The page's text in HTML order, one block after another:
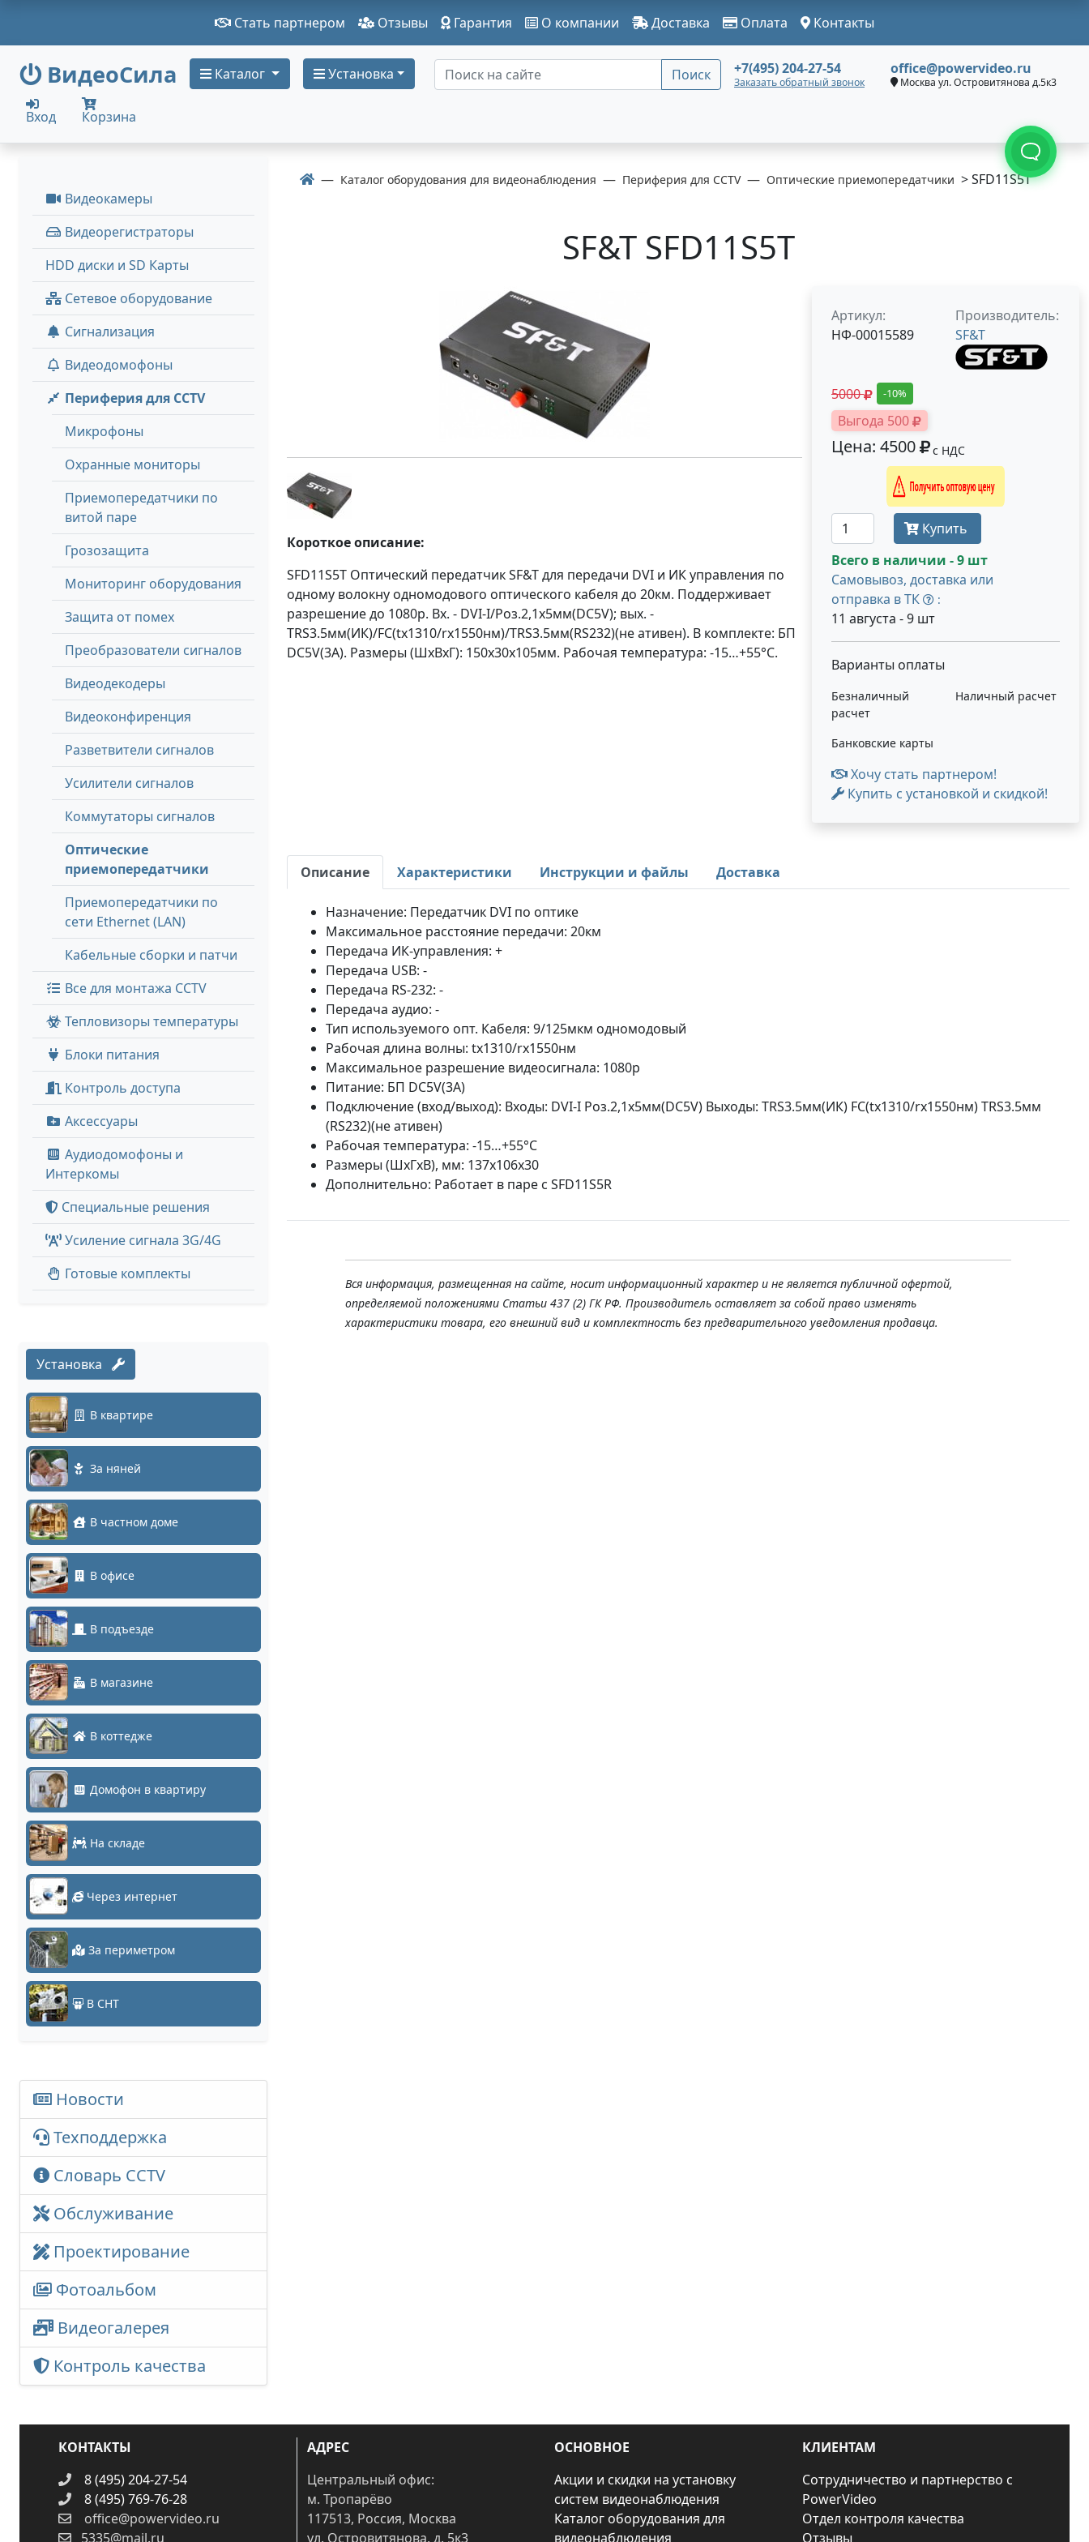
Стать партнером Отзывы Гарантия О компании Доставка Оплата Контакты
ВидеоСила Каталог Установка Поиск +7(495) 204-27-54
Заказать обратный звонок
office@powervideo.ru
Москва ул. Островитянова д.5к3
Вход Корзина
Видеокамеры
Видеорегистраторы
HDD диски и SD Карты
Сетевое оборудование
Сигнализация
Видеодомофоны
Периферия для CCTV
Микрофоны
Охранные мониторы
Приемопередатчики по
витой паре
Грозозащита
Мониторинг оборудования
Защита от помех
Преобразователи сигналов
Видеодекодеры
Видеоконфиренция
Разветвители сигналов
Усилители сигналов
Коммутаторы сигналов
Оптические
приемопередатчики
Приемопередатчики по
сети Ethernet (LAN)
Кабельные сборки и патчи
Все для монтажа CCTV
Тепловизоры температуры
Блоки питания
Контроль доступа
Аксессуары
Аудиодомофоны и
Интеркомы
Специальные решения
Усиление сигнала 3G/4G
Готовые комплекты
Установка
В квартире
За няней
В частном доме
В офисе
В подъезде
В магазине
В коттедже
Домофон в квартиру
На складе
Через интернет
За периметром
В СНТ
Новости
Техподдержка
Словарь CCTV
Обслуживание
Проектирование
Фотоальбом
Видеогалерея
Контроль качества
Каталог оборудования для видеонаблюдения Периферия для CCTV Оптические приемопередатчики > SFD11S5T
SF&T SFD11S5T
Короткое описание:
SFD11S5T Оптический передатчик SF&T для передачи DVI и ИК управления по
одному волокну одномодового оптического кабеля до 20км. Поддерживает
разрешение до 1080p. Вх. - DVI-I/Роз.2,1х5мм(DC5V); вых. -
TRS3.5мм(ИК)/FC(tx1310/rx1550нм)/TRS3.5мм(RS232)(не ативен). В комплекте: БП
DC5V(3A). Размеры (ШxВxГ): 150x30x105мм. Рабочая температура: -15…+55°С.
Артикул:
НФ-00015589
Производитель:
SF&T
5000 -10%
Выгода 500
Цена: 4500 с НДС
Получить оптовую цену
Купить
Всего в наличии - 9 шт
Самовывоз, доставка или
отправка в ТК
:
11 августа - 9 шт
Варианты оплаты
Безналичный
расчет
Наличный расчет
Банковские карты
Хочу стать партнером!
Купить с установкой и скидкой!
Описание Характеристики Инструкции и файлы Доставка
Назначение: Передатчик DVI по оптике
Максимальное расстояние передачи: 20км
Передача ИК-управления: +
Передача USB: -
Передача RS-232: -
Передача аудио: -
Тип используемого опт. Кабеля: 9/125мкм одномодовый
Рабочая длина волны: tx1310/rx1550нм
Максимальное разрешение видеосигнала: 1080p
Питание: БП DC5V(3A)
Подключение (вход/выход): Входы: DVI-I Роз.2,1х5мм(DC5V) Выходы: TRS3.5мм(ИК) FC(tx1310/rx1550нм) TRS3.5мм
(RS232)(не ативен)
Рабочая температура: -15…+55°С
Размеры (ШхГхВ), мм: 137x106x30
Дополнительно: Работает в паре с SFD11S5R
Вся информация, размещенная на сайте, носит информационный характер и не является публичной офертой,
определяемой положениями Статьи 437 (2) ГК РФ. Производитель оставляет за собой право изменять
характеристики товара, его внешний вид и комплектность без предварительного уведомления продавца.
КОНТАКТЫ
8 (495) 204-27-54
8 (495) 769-76-28
office@powervideo.ru
5335@mail.ru
АДРЕС
Центральный офис:
м. Тропарёво
117513, Россия, Москва
ул. Островитянова, д. 5к3
ОСНОВНОЕ
Акции и скидки на установку
систем видеонаблюдения
Каталог оборудования для
видеонаблюдения
КЛИЕНТАМ
Сотрудничество и партнерство с
PowerVideo
Отдел контроля качества
Отзывы